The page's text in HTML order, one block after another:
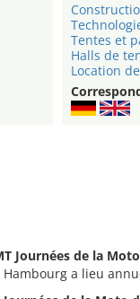
Tentes et
Halls de
Location
Journées de la
Hambourg a lieu